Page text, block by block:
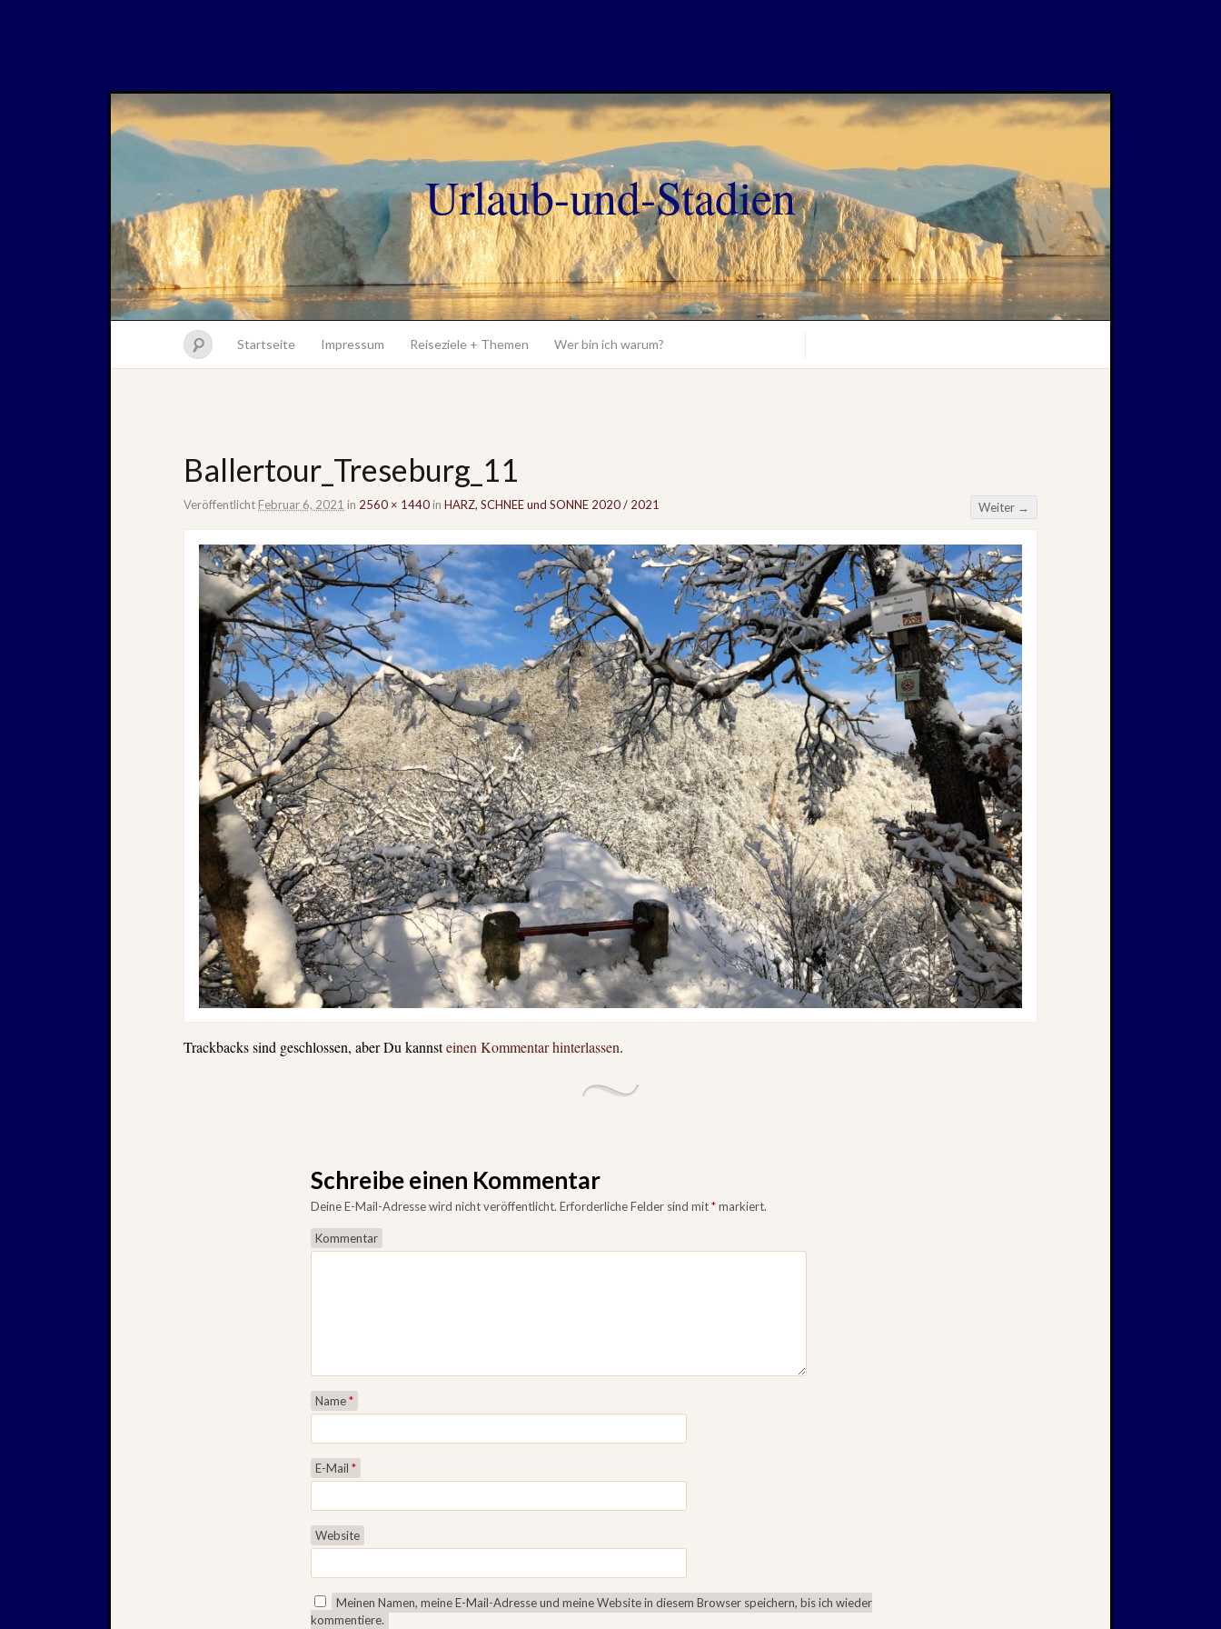
Urlaub-und-Stadien
Startseite Impressum Reiseziele + Themen Wer bin ich warum?
Ballertour_Treseburg_11
Veröffentlicht Februar 6, 2021 in 2560 × 1440 in HARZ, SCHNEE und SONNE 2020 / 2021 Weiter →
Trackbacks sind geschlossen, aber Du kannsteinen Kommentar hinterlassen.
Schreibe einen Kommentar
Deine E-Mail-Adresse wird nicht veröffentlicht. Erforderliche Felder sind mit*markiert.
Kommentar
Name*
E-Mail *
Website
Meinen Namen, meine E-Mail-Adresse und meine Website in diesem Browser speichern, bis ich wieder
kommentiere.